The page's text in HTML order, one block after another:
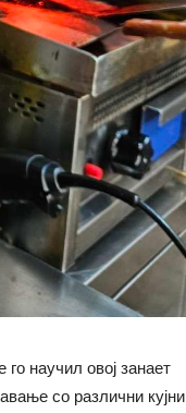
научил овој занает
со различни кујни